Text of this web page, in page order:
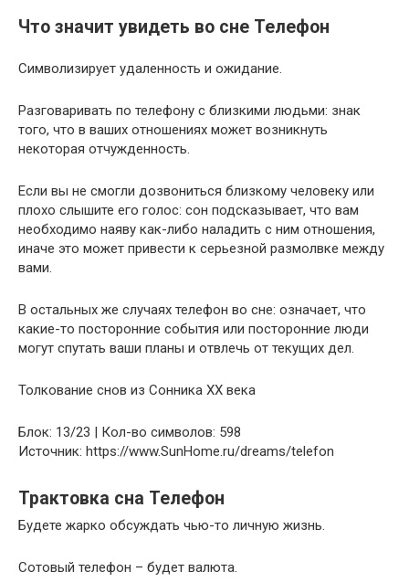
Что значит увидеть во сне Телефон
Символизирует удаленность и ожидание.
Разговаривать по телефону с близкими людьми: знак
того, что в ваших отношениях может возникнуть
некоторая отчужденность.
Если вы не смогли дозвониться близкому человеку или
плохо слышите его голос: сон подсказывает, что вам
необходимо наяву как-либо наладить с ним отношения,
иначе это может привести к серьезной размолвке между
вами.
В остальных же случаях телефон во сне: означает, что
какие-то посторонние события или посторонние люди
могут спутать ваши планы и отвлечь от текущих дел.
Толкование снов из Сонника ХХ века
Блок: 13/23 | Кол-во символов: 598
Источник: https://www.SunHome.ru/dreams/telefon
Трактовка сна Телефон
Будете жарко обсуждать чью-то личную жизнь.
Сотовый телефон – будет валюта.